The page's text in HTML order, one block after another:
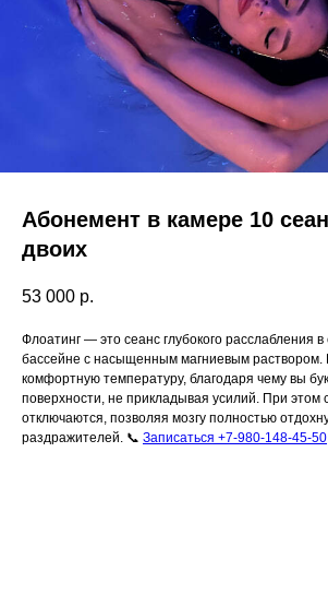
Абонемент в камере 10
двоих
53 000 р.
Флоатинг — это сеанс глубокого расслабления
бассейне с насыщенным магниевым раствором.
комфортную температуру, благодаря чему вы
поверхности, не прикладывая усилий. При этом
отключаются, позволяя мозгу полностью
раздражителей. 📞 Записаться +7-980-148-45-50